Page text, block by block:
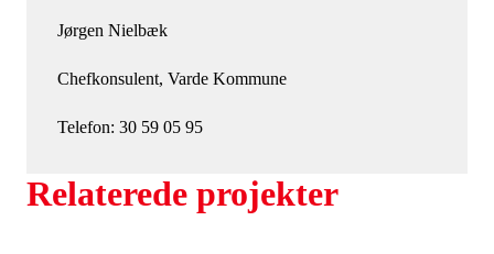
Jørgen Nielbæk
Chefkonsulent, Varde Kommune
Telefon: 30 59 05 95
Relaterede projekter